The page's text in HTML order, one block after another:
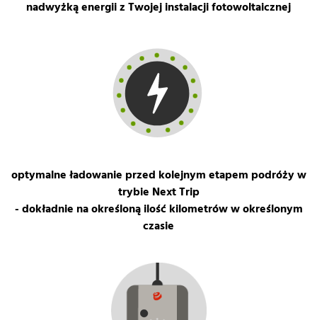
nadwyżką energii z Twojej instalacji fotowoltaicznej
optymalne ładowanie przed kolejnym etapem podróży w
trybie Next Trip
- dokładnie na określoną ilość kilometrów w określonym
czasie